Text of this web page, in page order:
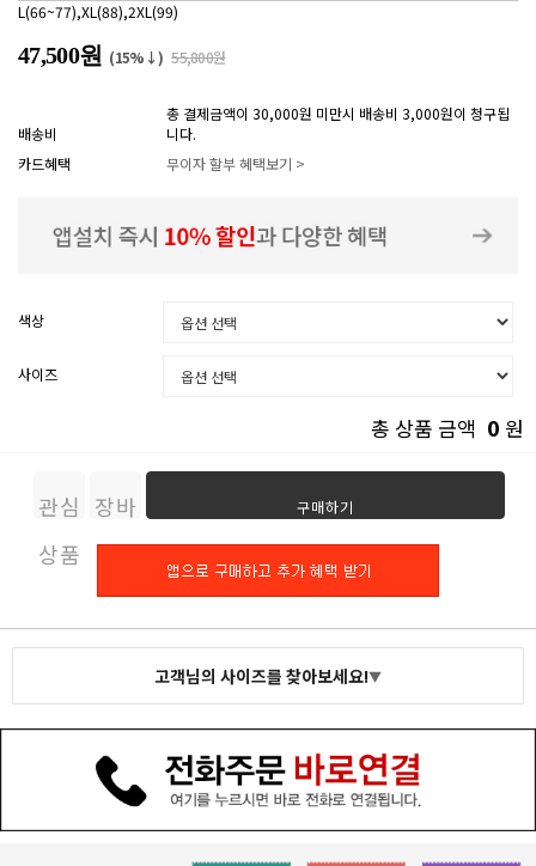
L(66~77),XL(88),2XL(99)
47,500원 (15%↓) 55,800원
배송비
총 결제금액이 30,000원 미만시 배송비 3,000원이 청구됩
니다.
카드혜택
무이자 할부 혜택보기 >
색상
사이즈
총 상품 금액 0 원
관심
상품
장바
구니
구매하기
고객님의 사이즈를 찾아보세요!▼